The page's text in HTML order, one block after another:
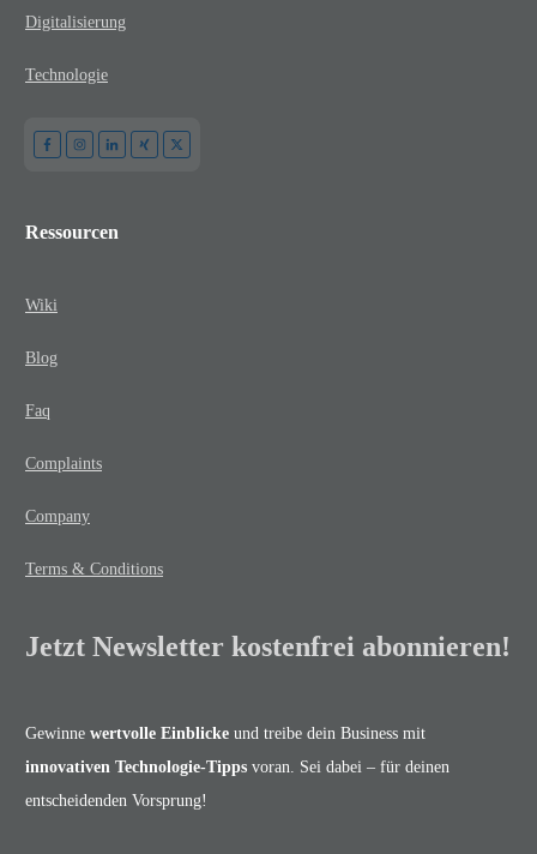
Digitalisierung
Technologie
Ressourcen
Wiki
Blog
Faq
Complaints
Company
Terms & Conditions
Jetzt Newsletter kostenfrei abonnieren!
Gewinne wertvolle Einblicke und treibe dein Business mit
innovativen Technologie-Tipps voran. Sei dabei – für deinen
entscheidenden Vorsprung!